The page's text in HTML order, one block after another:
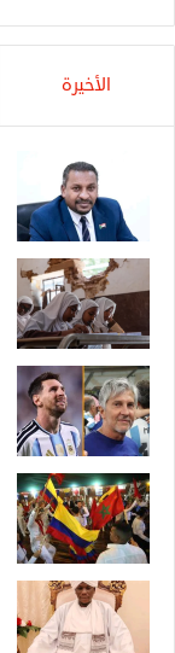
الأخيرة